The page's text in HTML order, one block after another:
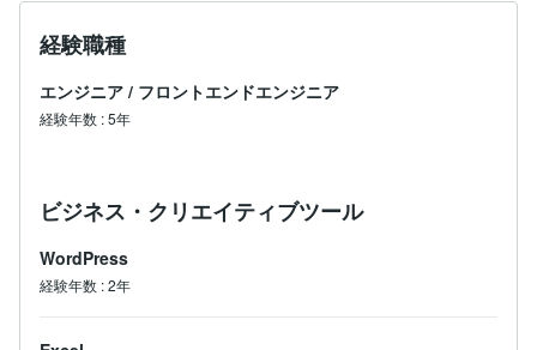
経験職種
エンジニア / フロントエンドエンジニア
経験年数 :5年
ビジネス・クリエイティブツール
WordPress
経験年数 :2年